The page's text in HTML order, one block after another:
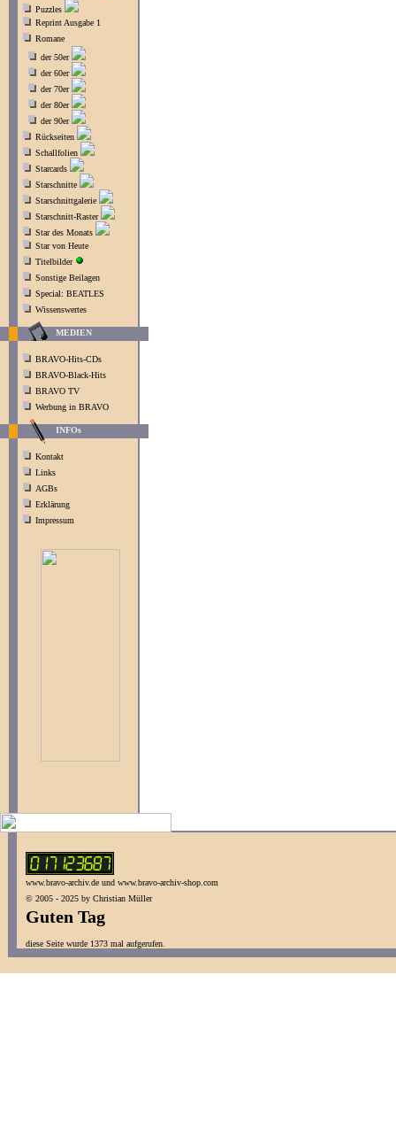
Puzzles
Reprint Ausgabe 1
Romane
der 50er
der 60er
der 70er
der 80er
der 90er
Rückseiten
Schallfolien
Starcards
Starschnitte
Starschnittgalerie
Starschnitt-Raster
Star des Monats
Star von Heute
Titelbilder
Sonstige Beilagen
Special: BEATLES
Wissenswertes
MEDIEN
BRAVO-Hits-CDs
BRAVO-Black-Hits
BRAVO TV
Werbung in BRAVO
INFOs
Kontakt
Links
AGBs
Erklärung
Impressum
www.bravo-archiv.de und www.bravo-archiv-shop.com
© 2005 - 2025 by Christian Müller
Guten Tag
diese Seite wurde 1373 mal aufgerufen.